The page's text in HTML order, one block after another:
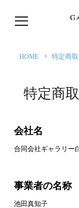
HOME 特定商
特定商
会社名
合同会社ギャラリー
事業者の名称
池田真知子